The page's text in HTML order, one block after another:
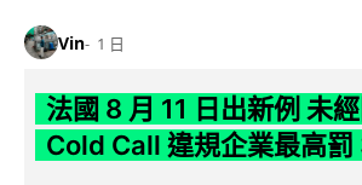
Vin 1 日
法國 8 月 11 日出新例 未
Cold Call 違規企業最高